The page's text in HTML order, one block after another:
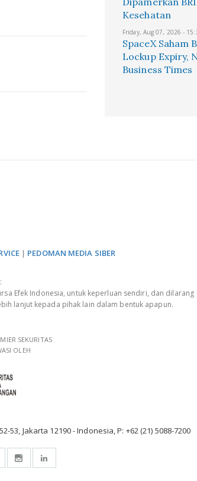
Kesehatan
Friday, Aug 07, 2026 -
SpaceX Saham
Lockup Expiry,
Business Times
| PEDOMAN MEDIA SIBER
Efek Indonesia, untuk keperluan sendiri, dan dilarang
lanjut kepada pihak lain dalam bentuk apapun.
SEKURITAS
OLEH
53, Jakarta 12190 - Indonesia, P: +62 (21) 5088-7200